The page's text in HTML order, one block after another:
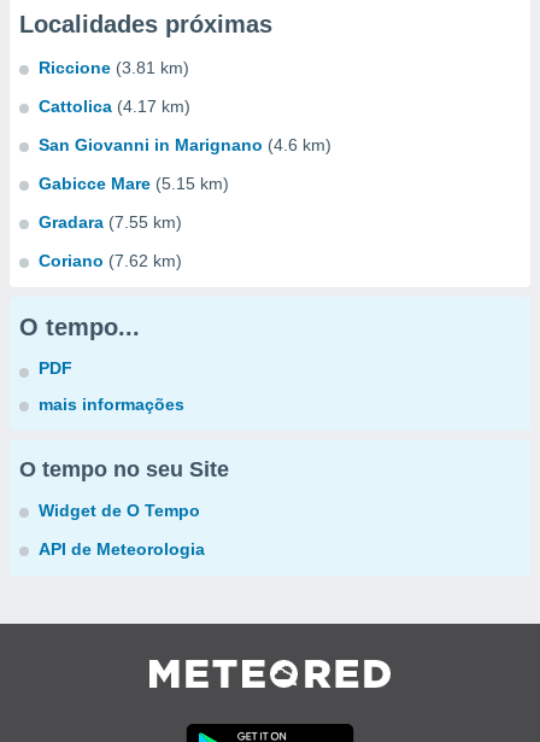
Localidades próximas
Riccione (3.81 km)
Cattolica (4.17 km)
San Giovanni in Marignano (4.6 km)
Gabicce Mare (5.15 km)
Gradara (7.55 km)
Coriano (7.62 km)
O tempo...
PDF
mais informações
O tempo no seu Site
Widget de O Tempo
API de Meteorologia